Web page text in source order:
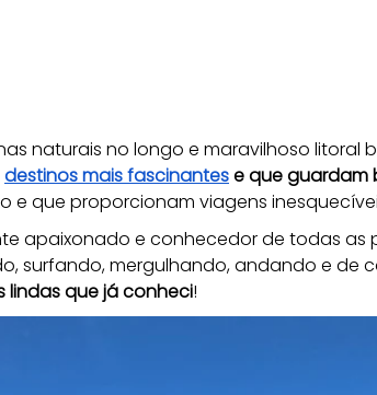
naturais no longo e maravilhoso
destinos mais fascinantes e que guardam
que proporcionam viagens
apaixonado e conhecedor de todas as
surfando, mergulhando, andando e de
lindas que já conheci!